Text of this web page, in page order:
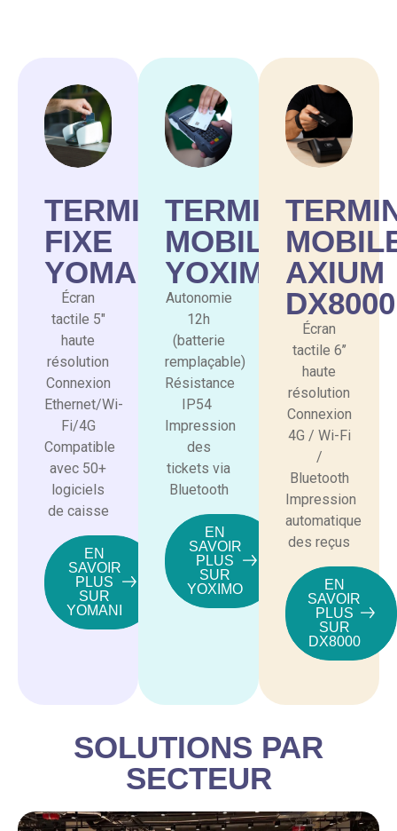
TERMINAL
FIXE
YOMANI
Écran
tactile 5″
haute
résolution
Connexion
Ethernet/Wi-
Fi/4G
Compatible
avec 50+
logiciels
de caisse
EN
SAVOIR
PLUS
SUR
YOMANI
TERMINAL
MOBILE
YOXIMO
Autonomie
12h
(batterie
remplaçable)
Résistance
IP54
Impression
des
tickets via
Bluetooth
EN
SAVOIR
PLUS
SUR
YOXIMO
AXIUM
DX8000
Écran
tactile 6’’
haute
résolution
Connexion
4G / Wi-Fi
/
Bluetooth
Impression
automatique
des reçus
EN
SAVOIR
PLUS
SUR
DX8000
SOLUTIONS PAR
SECTEUR